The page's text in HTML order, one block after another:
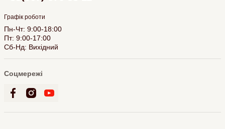
Графік роботи
Пн-Чт: 9:00-18:00
Пт: 9:00-17:00
Сб-Нд: Вихідний
Соцмережі